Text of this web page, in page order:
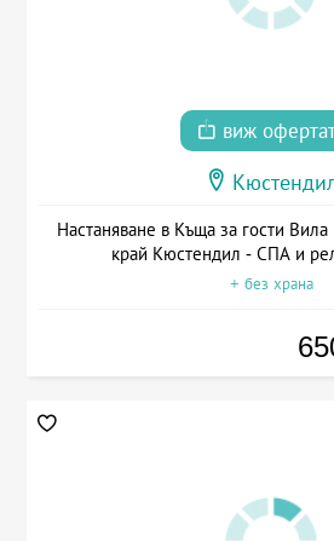
виж
Настаняване в Къща за гости Вила
край Кюстендил - СПА и
+ без храна